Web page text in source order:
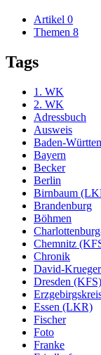
Artikel 0
Themen 8
Tags
1. WK
2. WK
Adressbuch
Ausweis
Baden-
Bayern
Becker
Berlin
Birnbaum
Brandenburg
Böhmen
Chemnitz
Chronik
David-
Dresden (KFS)
Essen (LKR)
Fischer
Foto
Franke